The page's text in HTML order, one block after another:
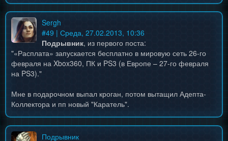
Sergh
#49 | Среда, 27.02.2013, 10:36
Подрывник, из первого поста:
"«Расплата» запускается бесплатно в мировую сеть 26-го
февраля на Xbox360, ПК и PS3 (в Европе – 27-го февраля
на PS3)."
Мне в подарочном выпал кроган, потом вытащил Адепта-
Коллектора и пп новый "Каратель".
Подрывник